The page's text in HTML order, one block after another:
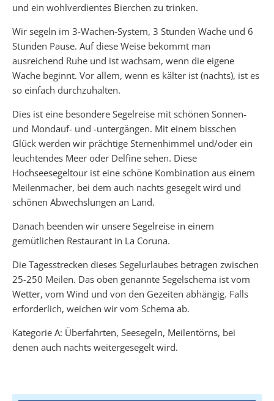
und ein wohlverdientes Bierchen zu trinken.
Wir segeln im 3-Wachen-System, 3 Stunden Wache und 6
Stunden Pause. Auf diese Weise bekommt man
ausreichend Ruhe und ist wachsam, wenn die eigene
Wache beginnt. Vor allem, wenn es kälter ist (nachts), ist es
so einfach durchzuhalten.
Dies ist eine besondere Segelreise mit schönen Sonnen-
und Mondauf- und -untergängen. Mit einem bisschen
Glück werden wir prächtige Sternenhimmel und/oder ein
leuchtendes Meer oder Delfine sehen. Diese
Hochseesegeltour ist eine schöne Kombination aus einem
Meilenmacher, bei dem auch nachts gesegelt wird und
schönen Abwechslungen an Land.
Danach beenden wir unsere Segelreise in einem
gemütlichen Restaurant in La Coruna.
Die Tagesstrecken dieses Segelurlaubes betragen zwischen
25-250 Meilen. Das oben genannte Segelschema ist vom
Wetter, vom Wind und von den Gezeiten abhängig. Falls
erforderlich, weichen wir vom Schema ab.
Kategorie A: Überfahrten, Seesegeln, Meilentörns, bei
denen auch nachts weitergesegelt wird.